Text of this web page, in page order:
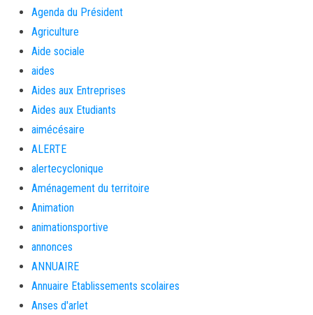
Agenda du Président
Agriculture
Aide sociale
aides
Aides aux Entreprises
Aides aux Etudiants
aimécésaire
ALERTE
alertecyclonique
Aménagement du territoire
Animation
animationsportive
annonces
ANNUAIRE
Annuaire Etablissements scolaires
Anses d'arlet